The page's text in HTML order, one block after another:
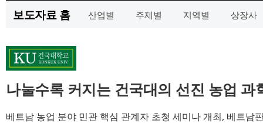
보도자료 홈 산업별 주제별 지역별 상장사
나눌수록 커지는 건국대의 선진 농업 과
베트남 농업 분야 민관 핵심 관계자 초청 세미나 개최, 베트남